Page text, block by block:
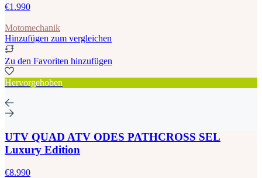
€1.990
Motomechanik
Hinzufügen zum vergleichen
Zu den Favoriten hinzufügen
Hervorgehoben
UTV QUAD ATV ODES PATHCROSS SEL
Luxury Edition
€8.990